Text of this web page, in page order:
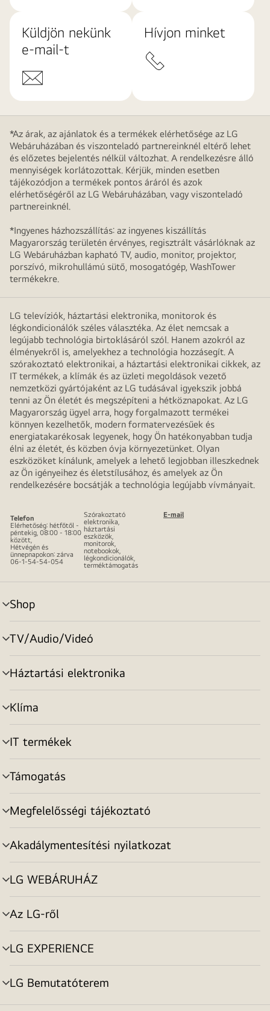
Küldjön nekünk
e-mail-t
Hívjon minket
*Az árak, az ajánlatok és a termékek elérhetősége az LG
Webáruházában és viszonteladó partnereinknél eltérő lehet
és előzetes bejelentés nélkül változhat. A rendelkezésre álló
mennyiségek korlátozottak. Kérjük, minden esetben
tájékozódjon a termékek pontos áráról és azok
elérhetőségéről az LG Webáruházában, vagy viszonteladó
partnereinknél.
*Ingyenes házhozszállítás: az ingyenes kiszállítás
Magyarország területén érvényes, regisztrált vásárlóknak az
LG Webáruházban kapható TV, audio, monitor, projektor,
porszívó, mikrohullámú sütő, mosogatógép, WashTower
termékekre.
LG televíziók, háztartási elektronika, monitorok és
légkondicionálók széles választéka. Az élet nemcsak a
legújabb technológia birtoklásáról szól. Hanem azokról az
élményekről is, amelyekhez a technológia hozzásegít. A
szórakoztató elektronikai, a háztartási elektronikai cikkek, az
IT termékek, a klímák és az üzleti megoldások vezető
nemzetközi gyártójaként az LG tudásával igyekszik jobbá
tenni az Ön életét és megszépíteni a hétköznapokat. Az LG
Magyarország ügyel arra, hogy forgalmazott termékei
könnyen kezelhetők, modern formatervezésűek és
energiatakarékosak legyenek, hogy Ön hatékonyabban tudja
élni az életét, és közben óvja környezetünket. Olyan
eszközöket kínálunk, amelyek a lehető legjobban illeszkednek
az Ön igényeihez és életstílusához, és amelyek az Ön
rendelkezésére bocsátják a technológia legújabb vívmányait.
Telefon
Elérhetőség: hétfőtől -
péntekig, 08:00 - 18:00
között,
Hétvégén és
ünnepnapokon: zárva
06-1-54-54-054
Szórakoztató
elektronika,
háztartási
eszközök,
monitorok,
notebookok,
légkondicionálók,
terméktámogatás
E-mail
Shop
menu
toggle
TV/Audio/Videó
menu
toggle
Háztartási elektronika
menu
toggle
Klíma
menu
toggle
IT termékek
menu
toggle
Támogatás
menu
toggle
Megfelelősségi tájékoztató
menu
toggle
Akadálymentesítési nyilatkozat
menu
toggle
LG WEBÁRUHÁZ
menu
toggle
Az LG-ről
menu
toggle
LG EXPERIENCE
menu
toggle
LG Bemutatóterem
menu